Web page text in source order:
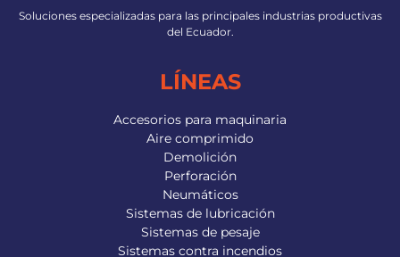
Soluciones especializadas para las principales industrias productivas
del Ecuador.
LÍNEAS
Accesorios para maquinaria
Aire comprimido
Demolición
Perforación
Neumáticos
Sistemas de lubricación
Sistemas de pesaje
Sistemas contra incendios